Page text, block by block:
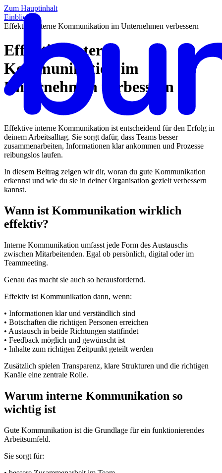
Zum Hauptinhalt
Einblicke
Effektive interne Kommunikation im Unternehmen verbessern
Effektive interne
Kommunikation im
Unternehmen verbessern
Effektive interne Kommunikation ist entscheidend für den Erfolg in
deinem Arbeitsalltag. Sie sorgt dafür, dass Teams besser
zusammenarbeiten, Informationen klar ankommen und Prozesse
reibungslos laufen.
In diesem Beitrag zeigen wir dir, woran du gute Kommunikation
erkennst und wie du sie in deiner Organisation gezielt verbessern
kannst.
Wann ist Kommunikation wirklich
effektiv?
Interne Kommunikation umfasst jede Form des Austauschs
zwischen Mitarbeitenden. Egal ob persönlich, digital oder im
Teammeeting.
Genau das macht sie auch so herausfordernd.
Effektiv ist Kommunikation dann, wenn:
• Informationen klar und verständlich sind
• Botschaften die richtigen Personen erreichen
• Austausch in beide Richtungen stattfindet
• Feedback möglich und gewünscht ist
• Inhalte zum richtigen Zeitpunkt geteilt werden
Zusätzlich spielen Transparenz, klare Strukturen und die richtigen
Kanäle eine zentrale Rolle.
Warum interne Kommunikation so
wichtig ist
Gute Kommunikation ist die Grundlage für ein funktionierendes
Arbeitsumfeld.
Sie sorgt für: